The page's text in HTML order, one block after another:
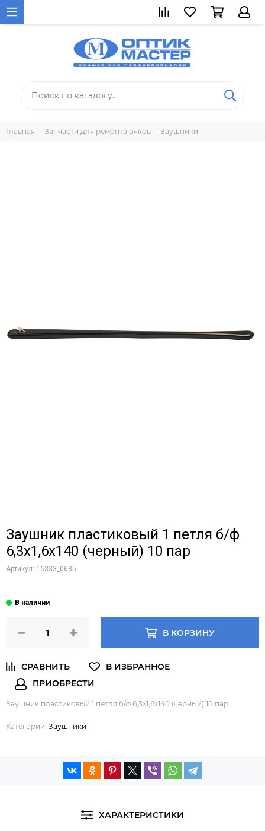
Главная Запчасти для ремонта очков Заушники
Заушник пластиковый 1 петля б/ф
6,3х1,6х140 (черный) 10 пар
Артикул: 16333_0635
В КОРЗИНУ
Заушник пластиковый 1 петля б/ф 6,3х1,6х140 (черный) 10 пар
Категории: Заушники
ХАРАКТЕРИСТИКИ